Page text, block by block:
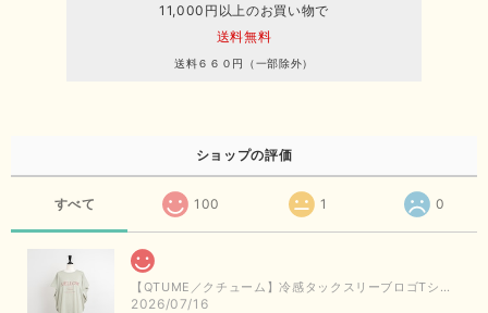
11,000円以上のお買い物で
送料無料
送料６６０円（一部除外）
ショップの評価
すべて 100 1 0
【QTUME／クチューム】冷感タックスリーブロゴTシャツ（ライトグレー）
2026/07/16